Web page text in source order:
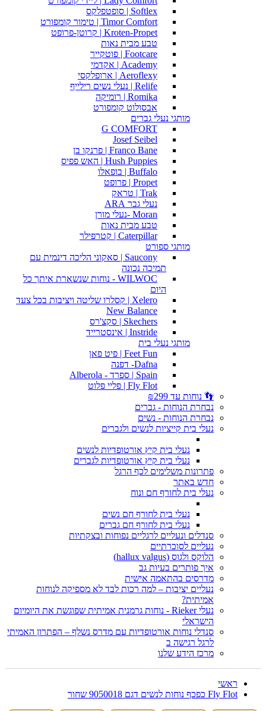
Softlex | סופטפלקס
Timor Comfort | טימור קומפורט
Kroten-Propet | קרוטן-פרופט
טבע מבית נאות
Footcare | פוטקייר
Academy | אקדמי
Aeroflexy | ארופלקסי
Relife | נעלי נשים רילייף
Romika | רומיקה
אבסולוט קומפורט
מותגי נעלי גברים
G COMFORT
Josef Seibel
Franco Bane | פרנקו בן
Hush Puppies | האש פפיס
Buffalo | בופאלו
Propet | פרופט
Trak | טראק
נעלי גבר ARA
Moran -נעלי מורן
טבע מבית נאות
Caterpillar | קטרפילר
מותגי ספורט
Saucony | סאקוני הליכה דינמית עם
תמיכה נכונה
WILWOC - נוחות שנשארת איתך כל
היום
Xelero | קסלרו שליטה ויציבות בכל צעד
New Balance
Skechers | סקצ'רס
Instride | אינסטרייד
מותגי נעלי בית
Feet Fun | פיט פאן
Dafna- דפנה
Spain | ספרד - Alberola
Fly Flot | פליי פלוט
👣 נוחות עד ₪299
נבחרת הנוחות - גברים
נבחרת הנוחות - נשים
נעלי בית קייציות לנשים ולגברים
נעלי בית קיץ אורטופדיות לנשים
נעלי בית קיץ אורטופדיות לגברים
פתרונות משלימים לכף הרגל
חדש באתר
נעלי בית לחורף חם ונוח
נעלי בית לחורף חם נשים
נעלי בית לחורף חם גברים
סנדלים ונעליים לרגליים נפוחות ובצקתיות
נעליים לסוכרתיים
הלוקס ולגוס (hallux valgus)
איך פותרים בעיות גב
מדרסים בהתאמה אישית
נעליים יציבות – למה רכות לבד לא מספיקה לנוחות
אמיתית?
נעלי Rieker - נוחות גרמנית אמיתית שפוגשת את היומיום
הישראלי
סנדלי נוחות אורטופדיות עם מדרס נשלף – הפתרון האמיתי
לרגל רגישה ב
מרכז הידע שלנו
ראשי
Fly Flot כפכף נוחות לנשים דגם 9050018 שחור